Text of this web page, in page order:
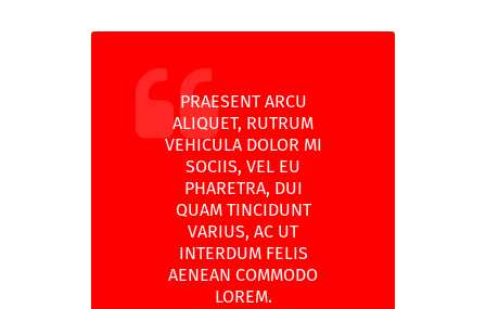
PRAESENT ARCU
ALIQUET, RUTRUM
VEHICULA DOLOR MI
SOCIIS, VEL EU
PHARETRA, DUI
QUAM TINCIDUNT
VARIUS, AC UT
INTERDUM FELIS
AENEAN COMMODO
LOREM.